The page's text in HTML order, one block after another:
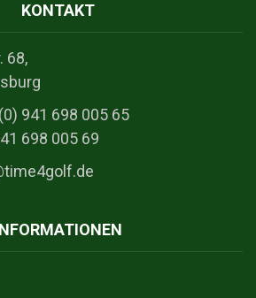
KONTAKT
68,
941 698 005 65
698 005 69